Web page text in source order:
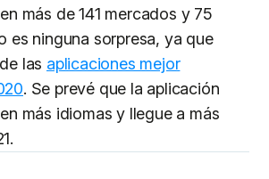
más de 141 mercados y 75
es ninguna sorpresa, ya que
las aplicaciones mejor
. Se prevé que la aplicación
más idiomas y llegue a más